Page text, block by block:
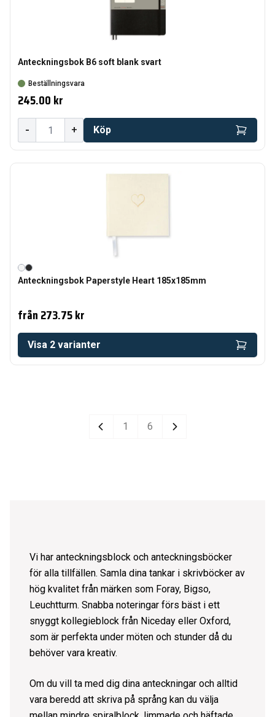
Anteckningsbok B6 soft blank svart
Beställningsvara
245.00 kr
- + Köp
Anteckningsbok Paperstyle Heart 185x185mm
från273.75 kr
Visa 2 varianter
Previous
1 6 Next
Vi har anteckningsblock och anteckningsböcker
för alla tillfällen. Samla dina tankar i skrivböcker av
hög kvalitet från märken som Foray, Bigso,
Leuchtturm. Snabba noteringar förs bäst i ett
snyggt kollegieblock från Niceday eller Oxford,
som är perfekta under möten och stunder då du
behöver vara kreativ.
Om du vill ta med dig dina anteckningar och alltid
vara beredd att skriva på språng kan du välja